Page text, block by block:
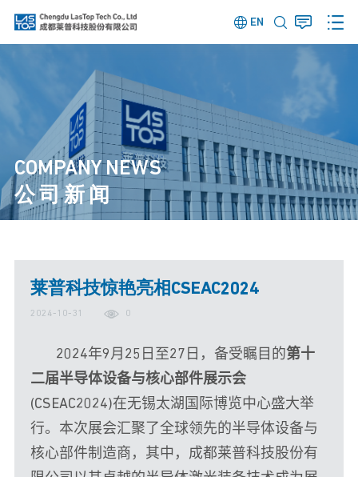
EN
COMPANY NEWS
公司新闻
莱普科技惊艳亮相CSEAC2024
2024-10-31 0
2024年9月25日至27日，备受瞩目的第十
二届半导体设备与核心部件展示会
(CSEAC2024)在无锡太湖国际博览中心盛大举
行。本次展会汇聚了全球领先的半导体设备与
核心部件制造商，其中，成都莱普科技股份有